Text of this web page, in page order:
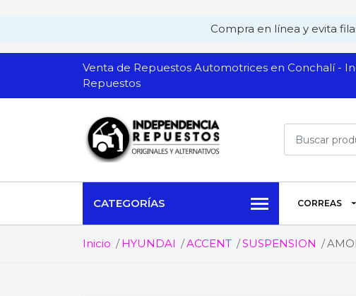
Compra en línea y evita
Venta de Repuestos Automotrices en Conchalí -
Repuestos
CATEGORÍAS CORREAS
Inicio HYUNDAI ACCENT SUSPENSION